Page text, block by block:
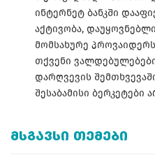
ინტერნეტ ბანკში
აქტივობა,
მომსახურე
თქვენი
დარღვევის
შესაბამისი ბერკეტები
ᲛᲡᲒᲐᲕᲡᲘ ᲗᲔᲛᲔᲑᲘ